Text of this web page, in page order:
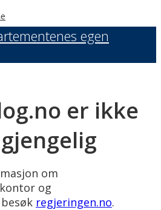
egen
er ikke
om
og
regjeringen.no.